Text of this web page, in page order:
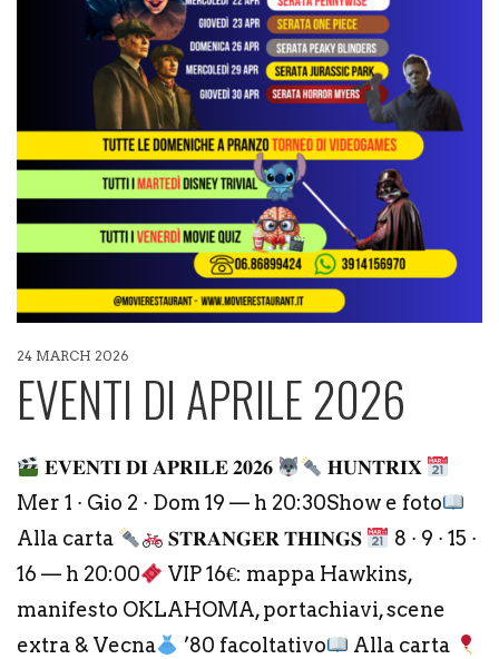
24 MARCH 2026
EVENTI DI APRILE 2026
𝐄𝐕𝐄𝐍𝐓𝐈 𝐃𝐈 𝐀𝐏𝐑𝐈𝐋𝐄 𝟐𝟎𝟐𝟔
𝐇𝐔𝐍𝐓𝐑𝐈𝐗
Mer 1 · Gio 2 · Dom 19 — h 20:30Show e foto
Alla carta
𝐒𝐓𝐑𝐀𝐍𝐆𝐄𝐑 𝐓𝐇𝐈𝐍𝐆𝐒
8 · 9 · 15 ·
16 — h 20:00
VIP 16€: mappa Hawkins,
manifesto OKLAHOMA, portachiavi, scene
extra & Vecna
’80 facoltativo
Alla carta